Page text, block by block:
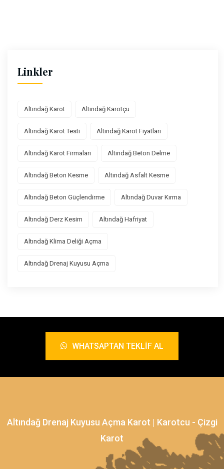
Linkler
Altındağ Karot Altındağ Karotçu
Altındağ Karot Testi Altındağ Karot Fiyatları
Altındağ Karot Firmaları Altındağ Beton Delme
Altındağ Beton Kesme Altındağ Asfalt Kesme
Altındağ Beton Güçlendirme Altındağ Duvar Kırma
Altındağ Derz Kesim Altındağ Hafriyat
Altındağ Klima Deliği Açma
Altındağ Drenaj Kuyusu Açma
WHATSAPTAN TEKLIF AL
Altındağ Drenaj Kuyusu Açma Karot | Karotcu - Çizgi
Karot